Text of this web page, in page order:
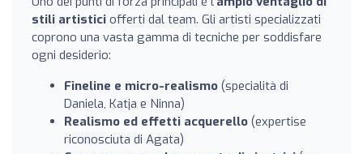
stili artistici offerti dal team. Gli artisti specializzati
coprono una vasta gamma di tecniche per soddisfare
ogni desiderio:
Fineline e micro-realismo (specialità di
Daniela, Katja e Ninna)
Realismo ed effetti acquerello (expertise
riconosciuta di Agata)